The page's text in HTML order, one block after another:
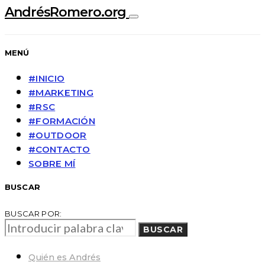
AndrésRomero.org
MENÚ
#INICIO
#MARKETING
#RSC
#FORMACIÓN
#OUTDOOR
#CONTACTO
SOBRE MÍ
BUSCAR
BUSCAR POR:
BUSCAR
Quién es Andrés